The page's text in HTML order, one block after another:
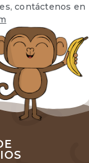
contáctenos en